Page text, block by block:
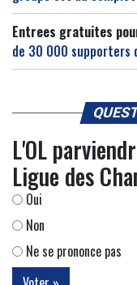
Entrees gratuites
de 30 000 supporters
L'OL
Ligue des
Oui
Non
Ne se prononce pas